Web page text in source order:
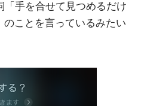
「手を合せて見つめるだけ
ことを言っているみたい